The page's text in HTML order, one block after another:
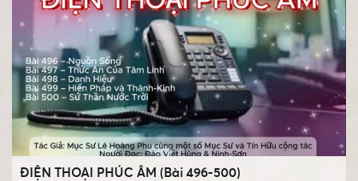
ĐIỆN THOẠI PHÚC ÂM (Bài 496-500)